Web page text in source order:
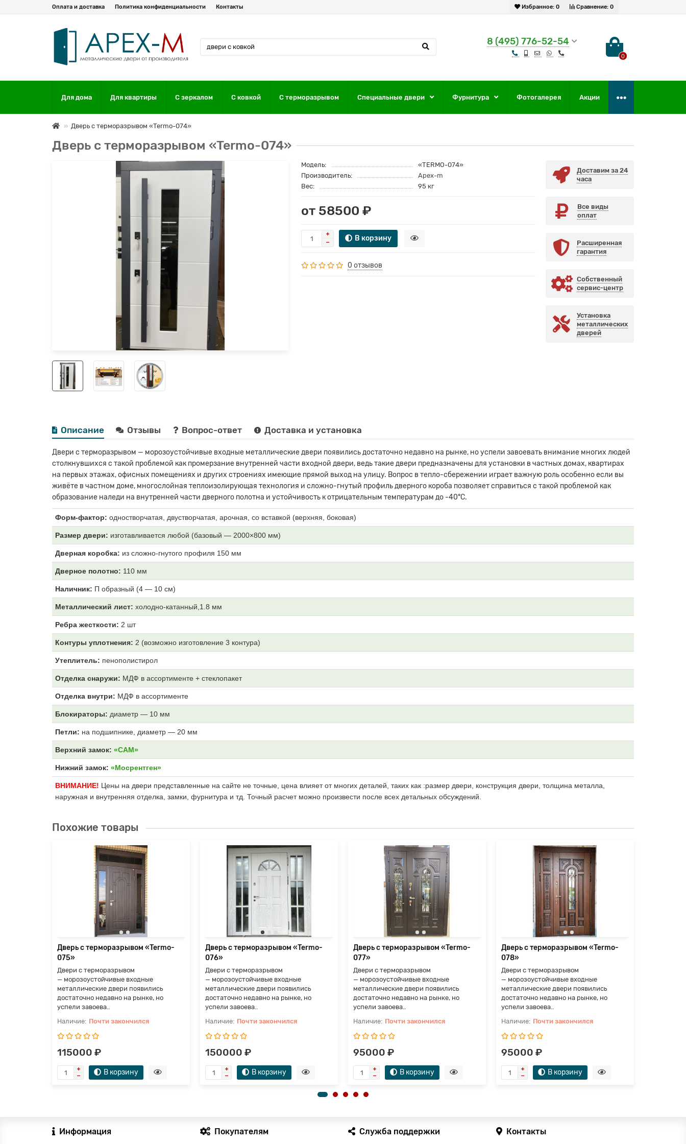
Сравнение: 0
Избранное: 0
Оплата и доставка Политика конфиденциальности Контакты
8 (495) 776-52-54
0
Для дома Для квартиры С зеркалом С ковкой С терморазрывом Специальные двери Фурнитура Фотогалерея Акции
Дверь с терморазрывом «Termo-074»
Дверь с терморазрывом «Termo-074»
Модель:
«TERMO-074»
Производитель:
Apex-m
Вес:
95 кг
от 58500 ₽
В корзину
0 отзывов
Доставим за 24
часа
Все виды
оплат
Расширенная
гарантия
Собственный
сервис-центр
Установка
металлических
дверей
Описание Отзывы Вопрос-ответ Доставка и установка
Двери с терморазрывом — морозоустойчивые входные металлические двери появились достаточно недавно на рынке, но успели завоевать внимание многих людей
столкнувшихся с такой проблемой как промерзание внутренней части входной двери, ведь такие двери предназначены для установки в частных домах, квартирах
на первых этажах, офисных помещениях и других строениях имеющие прямой выход на улицу. Вопрос в тепло-сбережении играет важную роль особенно если вы
живёте в частном доме, многослойная теплоизолирующая технология и сложно-гнутый профиль дверного короба позволяет справиться с такой проблемой как
образование наледи на внутренней части дверного полотна и устойчивость к отрицательным температурам до -40°С.
Форм-фактор: одностворчатая, двустворчатая, арочная, со вставкой (верхняя, боковая)
Размер двери: изготавливается любой (базовый — 2000×800 мм)
Дверная коробка: из сложно-гнутого профиля 150 мм
Дверное полотно: 110 мм
Наличник: П образный (4 — 10 см)
Металлический лист: холодно-катанный,1.8 мм
Ребра жесткости: 2 шт
Контуры уплотнения: 2 (возможно изготовление 3 контура)
Утеплитель: пенополистирол
Отделка снаружи: МДФ в ассортименте + стеклопакет
Отделка внутри: МДФ в ассортименте
Блокираторы: диаметр — 10 мм
Петли: на подшипнике, диаметр — 20 мм
Верхний замок: «САМ»
Нижний замок: «Мосрентген»
ВНИМАНИЕ! Цены на двери представленные на сайте не точные, цена влияет от многих деталей, таких как :размер двери, конструкция двери, толщина металла,
наружная и внутренняя отделка, замки, фурнитура и тд. Точный расчет можно произвести после всех детальных обсуждений.
Похожие товары
Дверь с терморазрывом «Termo-
075»
Двери с терморазрывом
— морозоустойчивые входные
металлические двери появились
достаточно недавно на рынке, но
успели завоева..
Почти закончился
115000 ₽
В корзину
Дверь с терморазрывом «Termo-
076»
Двери с терморазрывом
— морозоустойчивые входные
металлические двери появились
достаточно недавно на рынке, но
успели завоева..
Почти закончился
150000 ₽
В корзину
Дверь с терморазрывом «Termo-
077»
Двери с терморазрывом
— морозоустойчивые входные
металлические двери появились
достаточно недавно на рынке, но
успели завоева..
Почти закончился
95000 ₽
В корзину
Дверь с терморазрывом «Termo-
078»
Двери с терморазрывом
— морозоустойчивые входные
металлические двери появились
достаточно недавно на рынке, но
успели завоева..
Почти закончился
95000 ₽
В корзину
Информация Покупателям Служба поддержки Контакты